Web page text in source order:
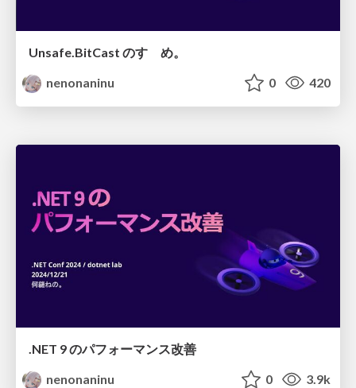
Unsafe.BitCast のすゝめ。
nenonaninu
0 420
.NET 9 のパフォーマンス改善
nenonaninu
0 3.9k